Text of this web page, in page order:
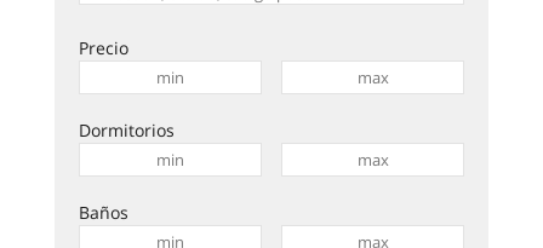
Precio
Dormitorios
Baños